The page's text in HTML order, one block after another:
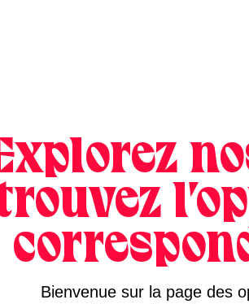
Bienvenue sur la page des